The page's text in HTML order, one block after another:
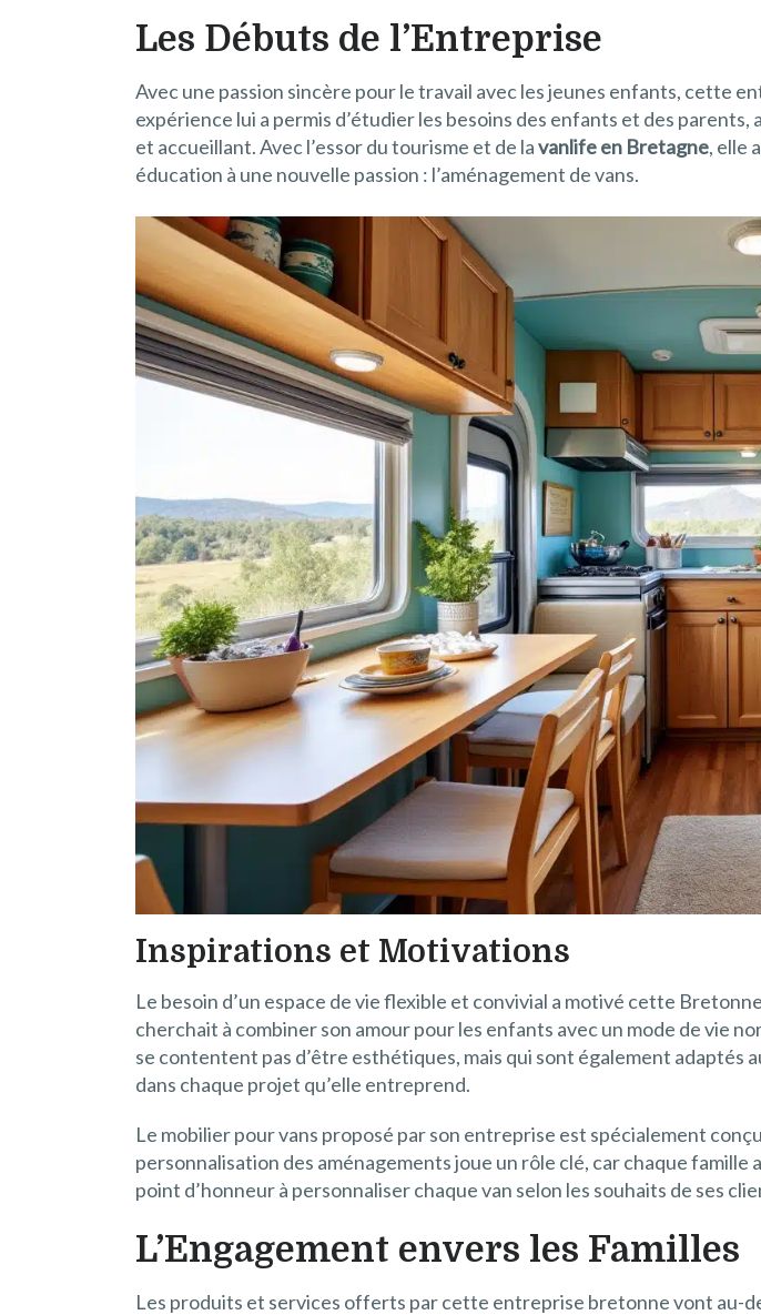
Les Débuts de l’Entreprise
Avec une passion sincère pour le travail avec les jeunes enfants, cette
expérience lui a permis d’étudier les besoins des enfants et des
et accueillant. Avec l’essor du tourisme et de lavanlife en Bretagne, elle
éducation à une nouvelle passion : l’aménagement de vans.
Inspirations et Motivations
Le besoin d’un espace de vie flexible et convivial a motivé cette
cherchait à combiner son amour pour les enfants avec un mode de vie
se contentent pas d’être esthétiques, mais qui sont également
dans chaque projet qu’elle entreprend.
Le mobilier pour vans proposé par son entreprise est spécialement
personnalisation des aménagements joue un rôle clé, car chaque
point d’honneur à personnaliser chaque van selon les souhaits de ses
L’Engagement envers les Familles
Les produits et services offerts par cette entreprise bretonne vont au-